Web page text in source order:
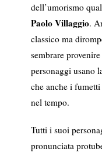
dell’umorismo
Paolo Villaggio.
classico ma
sembrare
personaggi usano
che anche i
nel tempo.
Tutti i suoi
pronunciata